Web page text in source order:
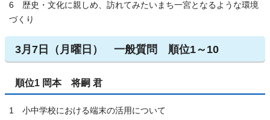
6 歴史・文化に親しめ、訪れてみたいまち一宮となるような環境
づくり
3月7日（月曜日） 一般質問 順位1～10
順位1 岡本 将嗣 君
1 小中学校における端末の活用について